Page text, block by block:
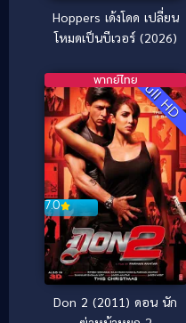
Hoppers เด้งโดด เปลี่ยน
โหมดเป็นบีเวอร์ (2026)
Full HD
7.0
พากย์ไทย
Don 2 (2011) ดอน นัก